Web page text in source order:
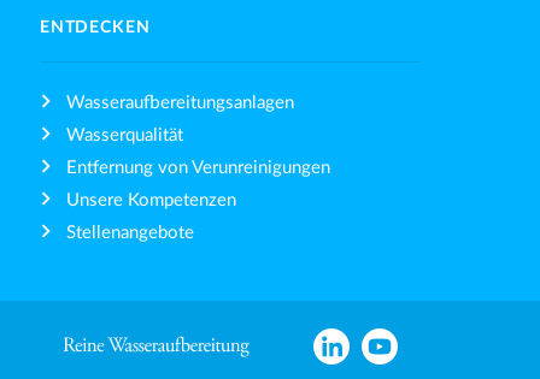
ENTDECKEN
Wasseraufbereitungsanlagen
Wasserqualität
Entfernung von Verunreinigungen
Unsere Kompetenzen
Stellenangebote